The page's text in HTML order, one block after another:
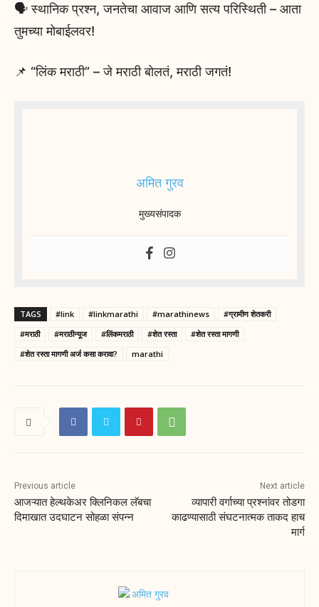
🗣️ स्थानिक प्रश्न, जनतेचा आवाज आणि सत्य परिस्थिती – आता
तुमच्या मोबाईलवर!
📌 “लिंक मराठी” – जे मराठी बोलतं, मराठी जगतं!
अमित गुरव
मुख्यसंपादक
TAGS #link #linkmarathi #marathinews
#ग्रामीण शेतकरी
#मराठी
#मराठीन्यूज #लिंकमराठी #शेत रस्ता
#शेत रस्ता मागणी
#शेत रस्ता मागणी अर्ज कसा करावा?
marathi
Previous article
आजऱ्यात हेल्थकेअर क्लिनिकल लॅबचा
दिमाखात उदघाटन सोहळा संपन्न
Next article
व्यापारी वर्गाच्या प्रश्नांवर तोडगा
काढण्यासाठी संघटनात्मक ताकद हाच
मार्ग